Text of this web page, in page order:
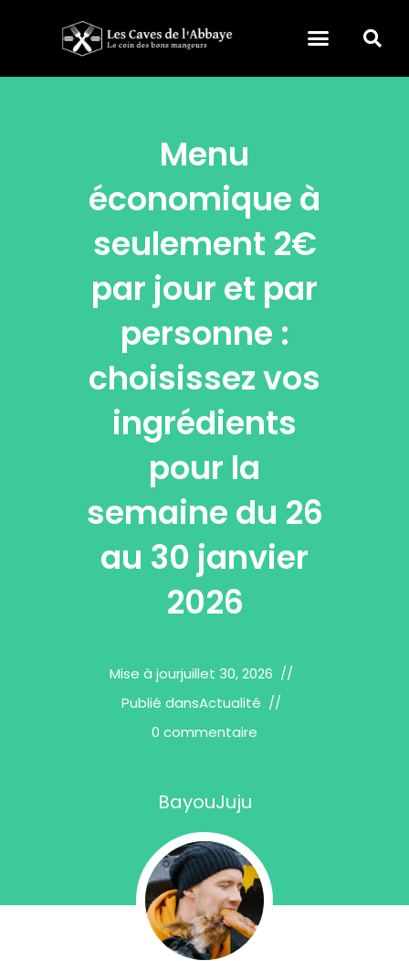
Menu
économique à
seulement 2€
par jour et par
personne :
choisissez vos
ingrédients
pour la
semaine du 26
au 30 janvier
2026
Mise à jourjuillet 30, 2026
Publié dansActualité
0 commentaire
BayouJuju